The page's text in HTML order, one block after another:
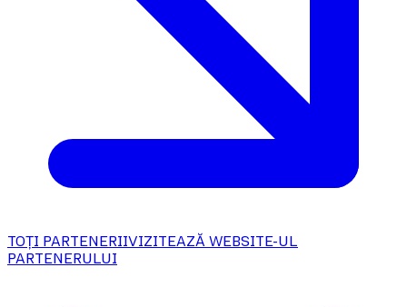
TOȚI PARTENERIIVIZITEAZĂ WEBSITE-UL
PARTENERULUI